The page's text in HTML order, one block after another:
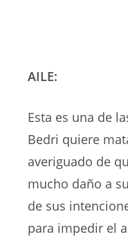
AILE:
Esta es una de
Bedri quiere
averiguado de
mucho daño a
de sus
para impedir el